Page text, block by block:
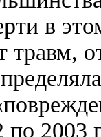
в
травм,
по 2003